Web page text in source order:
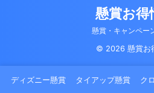
懸賞お得
懸賞・キャンペー
© 2026 懸賞お
ディズニー懸賞 タイアップ懸賞 ク